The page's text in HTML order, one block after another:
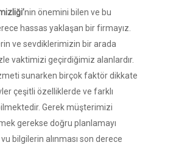
nin önemini bilen ve bu
hassas yaklaşan bir firmayız.
ve sevdiklerimizin bir arada
vaktimizi geçirdiğimiz alanlardır.
sunarken birçok faktör dikkate
çeşitli özelliklerde ve farklı
Gerek müşterimizi
gerekse doğru planlamayı
bilgilerin alınması son derece